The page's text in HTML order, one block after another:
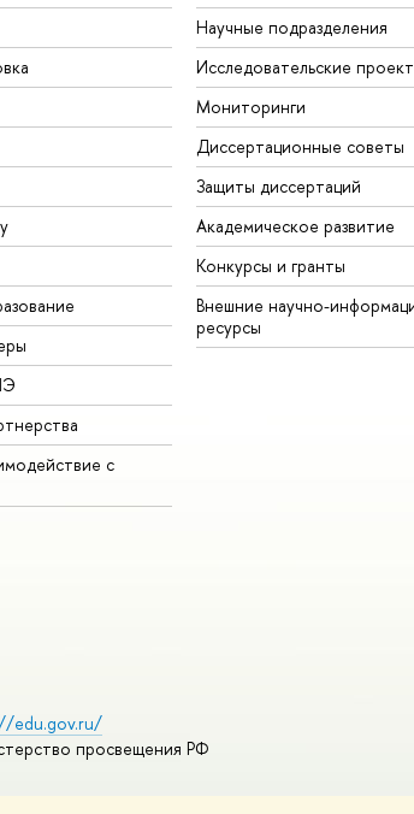
с
Научные подразделения
Исследовательские
Мониторинги
Диссертационные советы
Защиты диссертаций
Академическое развитие
Конкурсы и гранты
Внешние научно-
ресурсы
edu.gov.ru/
просвещения РФ